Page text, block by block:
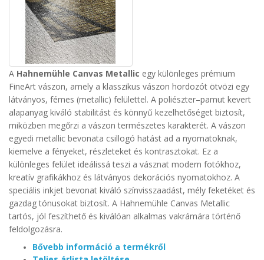
A Hahnemühle Canvas Metallic egy különleges prémium
FineArt vászon, amely a klasszikus vászon hordozót ötvözi egy
látványos, fémes (metallic) felülettel. A poliészter–pamut kevert
alapanyag kiváló stabilitást és könnyű kezelhetőséget biztosít,
miközben megőrzi a vászon természetes karakterét. A vászon
egyedi metallic bevonata csillogó hatást ad a nyomatoknak,
kiemelve a fényeket, részleteket és kontrasztokat. Ez a
különleges felület ideálissá teszi a vásznat modern fotókhoz,
kreatív grafikákhoz és látványos dekorációs nyomatokhoz. A
speciális inkjet bevonat kiváló színvisszaadást, mély feketéket és
gazdag tónusokat biztosít. A Hahnemühle Canvas Metallic
tartós, jól feszíthető és kiválóan alkalmas vakrámára történő
feldolgozásra.
Bővebb információ a termékről